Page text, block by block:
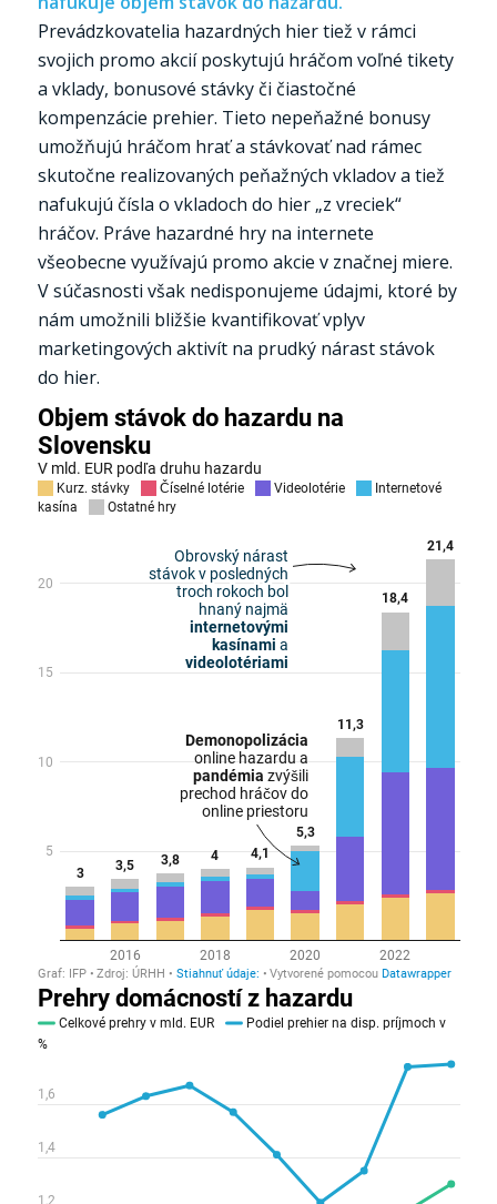
Prevádzkovatelia hazardných hier tiež v rámci
svojich promo akcií poskytujú hráčom voľné tikety
a vklady, bonusové stávky či čiastočné
kompenzácie prehier. Tieto nepeňažné bonusy
umožňujú hráčom hrať a stávkovať nad rámec
skutočne realizovaných peňažných vkladov a tiež
nafukujú čísla o vkladoch do hier „z vreciek“
hráčov. Práve hazardné hry na internete
všeobecne využívajú promo akcie v značnej miere.
V súčasnosti však nedisponujeme údajmi, ktoré by
nám umožnili bližšie kvantifikovať vplyv
marketingových aktivít na prudký nárast stávok
do hier.